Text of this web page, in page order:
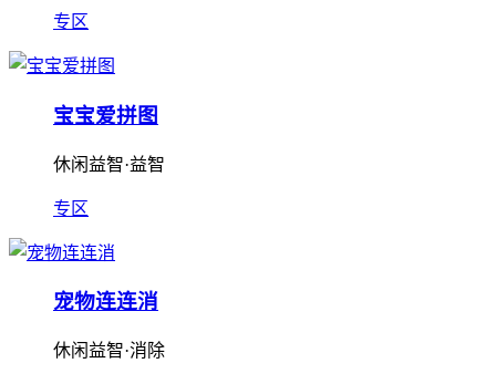
专区
宝宝爱拼图
休闲益智·益智
专区
宠物连连消
休闲益智·消除